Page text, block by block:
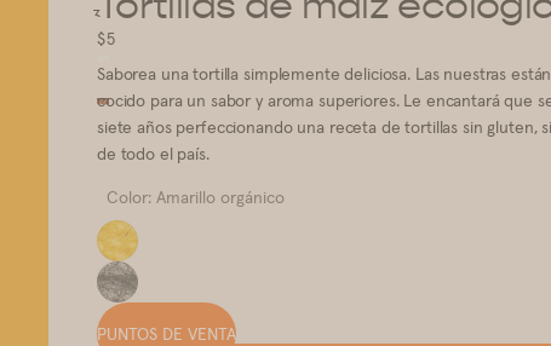
3 4 5
$5
Saborea una tortilla simplemente deliciosa. Las nuestras
cocido para un sabor y aroma superiores. Le encantará que
siete años perfeccionando una receta de tortillas sin gluten,
de todo el país.
Color: Amarillo orgánico
PUNTOS DE VENTA